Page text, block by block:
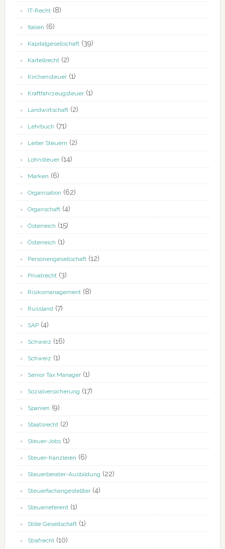
IT-Recht(8)
Italien (6)
Kapitalgesellschaft(39)
Kartellrecht(2)
Kirchensteuer(1)
Kraftfahrzeugsteuer(1)
Landwirtschaft(2)
Lehrbuch (71)
Leiter Steuern (2)
Lohnsteuer(14)
Marken (6)
Organisation (62)
Organschaft(4)
Österreich (15)
Österreich (1)
Personengesellschaft(12)
Privatrecht(3)
Risikomanagement(8)
Russland(7)
SAP(4)
Schweiz (16)
Schweiz (1)
Senior Tax Manager(1)
Sozialversicherung (17)
Spanien (9)
Staatsrecht(2)
Steuer-Jobs(1)
Steuer-Kanzleien (6)
Steuerberater-Ausbildung (22)
Steuerfachangestellter(4)
Steuerreferent(1)
Stille Gesellschaft(1)
Strafrecht(10)